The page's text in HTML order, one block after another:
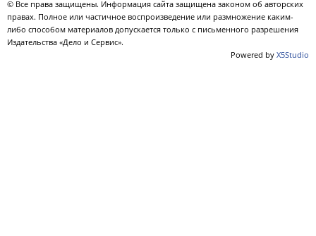
© Все права защищены. Информация сайта защищена законом об авторских
правах. Полное или частичное воспроизведение или размножение каким-
либо способом материалов допускается только с письменного разрешения
Издательства «Дело и Сервис».
Powered by X5Studio